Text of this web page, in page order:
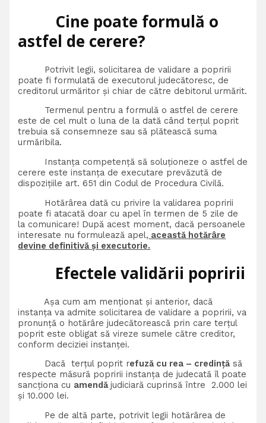
Cine poate formulă o
astfel de cerere?
Potrivit legii, solicitarea de validare a popririi
poate fi formulată de executorul judecătoresc, de
creditorul urmăritor și chiar de către debitorul urmărit.
Termenul pentru a formulă o astfel de cerere
este de cel mult o luna de la dată când terțul poprit
trebuia să consemneze sau să plătească suma
urmăribila.
Instanța competență să soluționeze o astfel de
cerere este instanța de executare prevăzută de
dispozițiile art. 651 din Codul de Procedura Civilă.
Hotărârea dată cu privire la validarea popririi
poate fi atacată doar cu apel în termen de 5 zile de
la comunicare! După acest moment, dacă persoanele
interesate nu formulează apel, această hotărâre
devine definitivă și executorie.
Efectele validării popririi
Așa cum am menționat și anterior, dacă
instanța va admite solicitarea de validare a popririi, va
pronunță o hotărâre judecătorească prin care terțul
poprit este obligat să vireze sumele către creditor,
conform deciziei instanței.
Dacă terțul poprit refuză cu rea – credință să
respecte măsură popririi instanța de judecată îl poate
sancționa cu amendăjudiciară cuprinsă între 2.000 lei
şi 10.000 lei.
Pe de altă parte, potrivit legii hotărârea de